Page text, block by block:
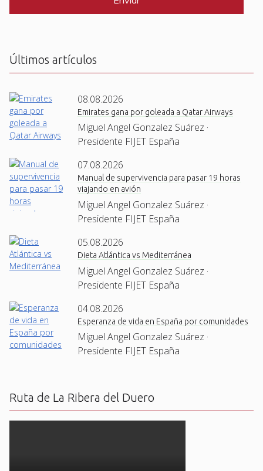
C
Últimos artículos
08.08.2026
Emirates gana por goleada a Qatar Airways
Miguel Angel Gonzalez Suárez ·
Presidente FIJET España
07.08.2026
Manual de supervivencia para pasar 19 horas
viajando en avión
Miguel Angel Gonzalez Suárez ·
Presidente FIJET España
05.08.2026
Dieta Atlántica vs Mediterránea
Miguel Angel Gonzalez Suárez ·
Presidente FIJET España
04.08.2026
Esperanza de vida en España por comunidades
Miguel Angel Gonzalez Suárez ·
Presidente FIJET España
Ruta de La Ribera del Duero